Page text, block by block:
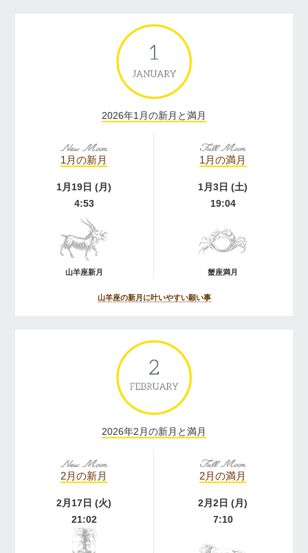
2026年1月の新月と満月
1月の新月
1月19日 (月)
4:53
山羊座新月
1月の満月
1月3日 (土)
19:04
蟹座満月
山羊座の新月に叶いやすい願い事
2026年2月の新月と満月
2月の新月
2月17日 (火)
21:02
2月の満月
2月2日 (月)
7:10